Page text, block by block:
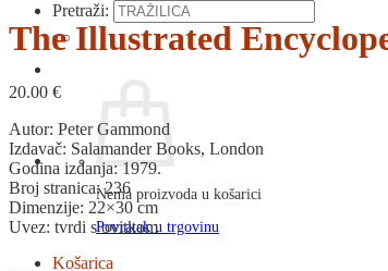
Pretraži:
Nema proizvoda u košarici
Povratak u trgovinu
Košarica
The Illustrated
20.00 €
Autor: Peter Gammond
Izdavač: Salamander Books, London
Godina izdanja: 1979.
Broj stranica: 236
Dimenzije: 22×30 cm
Uvez: tvrdi s ovitkom